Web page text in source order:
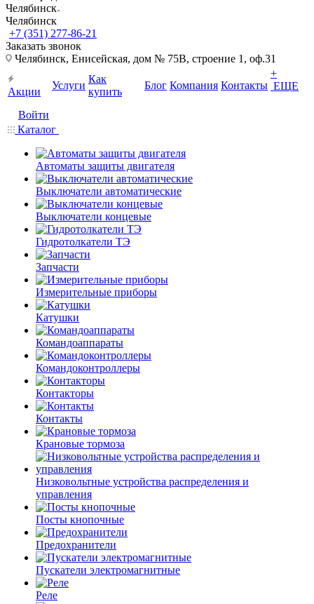
Челябинск
Челябинск
+7 (351) 277-86-21
Заказать звонок
Челябинск, Енисейская, дом № 75В, строение 1, оф.31
Акции
Услуги
Как
купить
Блог Компания Контакты
+
ЕЩЕ
Войти
Каталог
Автоматы защиты двигателя
Выключатели автоматические
Выключатели концевые
Гидротолкатели ТЭ
Запчасти
Измерительные приборы
Катушки
Командоаппараты
Командоконтроллеры
Контакторы
Контакты
Крановые тормоза
Низковольтные устройства распределения и
управления
Посты кнопочные
Предохранители
Пускатели электромагнитные
Реле